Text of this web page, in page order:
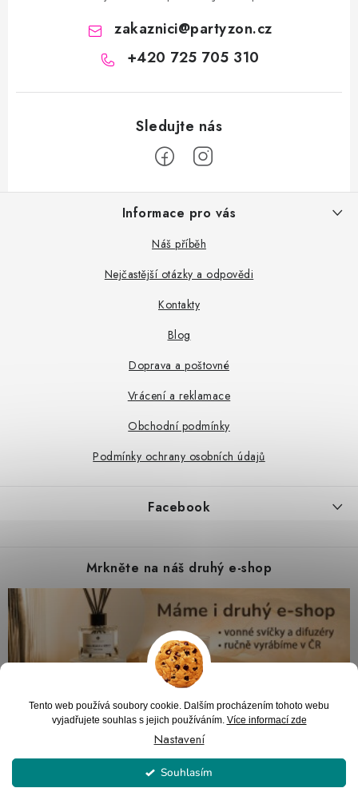
Tento web používá soubory cookie. Dalším procházením tohoto webu
vyjadřujete souhlas s jejich používáním. Více informací zde
Nastavení
Souhlasím
zakaznici@partyzon.cz
+420 725 705 310
Z
Informace pro vás
Náš příběh
Nejčastější otázky a odpovědi
Kontakty
Blog
Doprava a poštovné
Vrácení a reklamace
Obchodní podmínky
Podmínky ochrany osobních údajů
Facebook
Mrkněte na náš druhý e-shop
. Všechna práva vyhrazena.
cookies